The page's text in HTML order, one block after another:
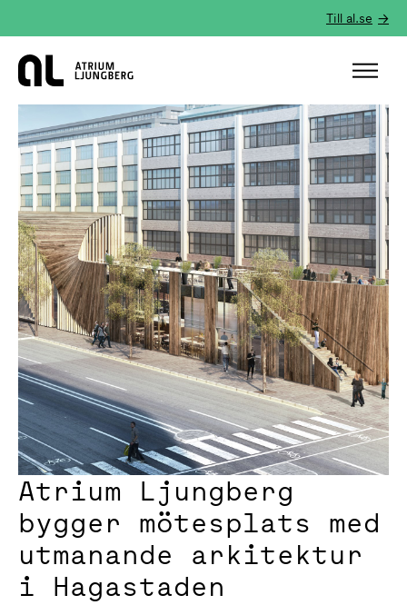
Till al.se
Hem
Atrium Ljungberg
bygger mötesplats med
utmanande arkitektur
i Hagastaden